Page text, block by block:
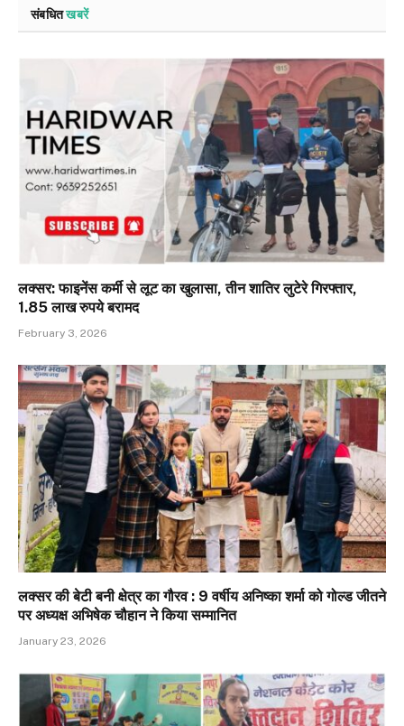
संबधितखबरें
लक्सर: फाइनेंस कर्मी से लूट का खुलासा, तीन शातिर लुटेरे गिरफ्तार,
1.85 लाख रुपये बरामद
February 3, 2026
लक्सर की बेटी बनी क्षेत्र का गौरव : 9 वर्षीय अनिष्का शर्मा को गोल्ड जीतने
पर अध्यक्ष अभिषेक चौहान ने किया सम्मानित
January 23, 2026